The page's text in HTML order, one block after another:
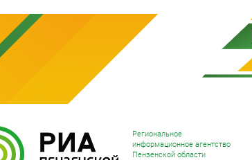
Региональное
информационное агентство
Пензенской области